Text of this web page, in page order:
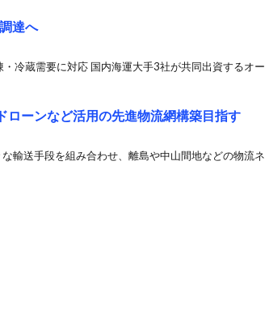
達へ
冷蔵需要に対応 国内海運大手3社が共同出資するオー
ローンなど活用の先進物流網構築目指す
輸送手段を組み合わせ、離島や中山間地などの物流ネ